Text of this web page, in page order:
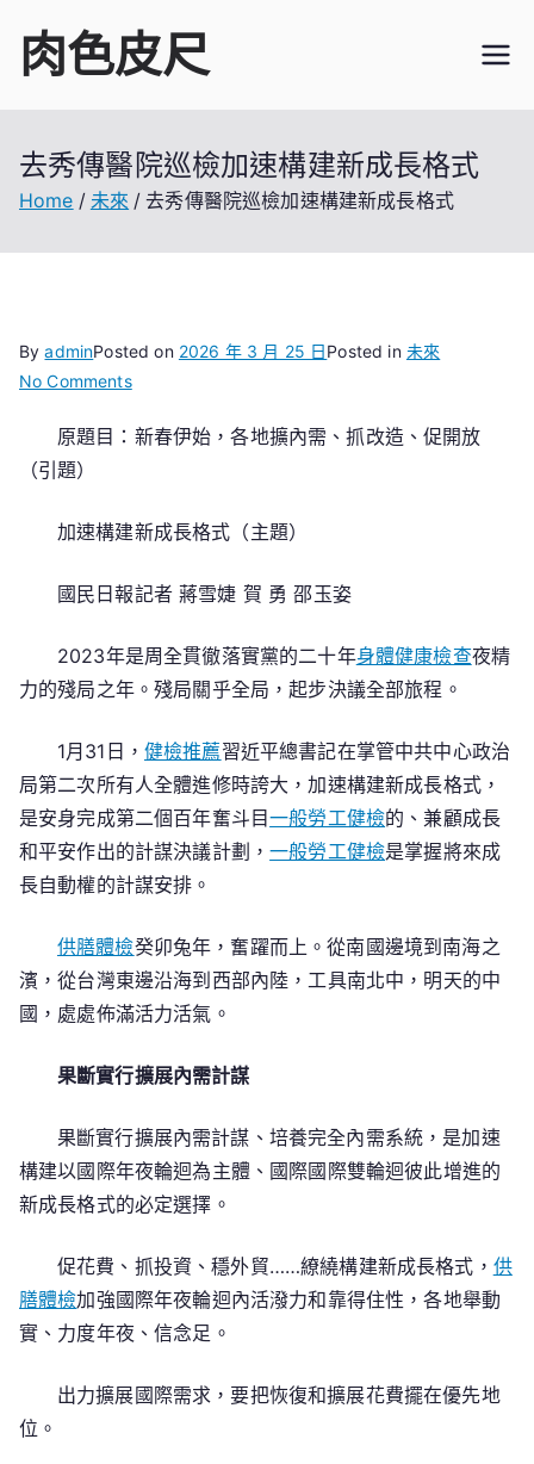
content
肉色皮尺
去秀傳醫院巡檢加速構建新成長格式
Home 未來 去秀傳醫院巡檢加速構建新成長格式
ByadminPosted on 2026 年 3 月 25 日Posted in 未來
No Commentson
秀
院
檢
速
構
成
長
格
式
原題目：新春伊始，各地擴內需、抓改造、促開放
（引題）
加速構建新成長格式（主題）
國民日報記者 蔣雪婕 賀 勇 邵玉姿
2023年是周全貫徹落實黨的二十年身體健康檢查夜精
力的殘局之年。殘局關乎全局，起步決議全部旅程。
1月31日， 健檢推薦習近平總書記在掌管中共中心政治
局第二次所有人全體進修時誇大，加速構建新成長格式，
是安身完成第二個百年奮斗目一般勞工健檢的、兼顧成長
和平安作出的計謀決議計劃，一般勞工健檢是掌握將來成
長自動權的計謀安排。
供膳體檢癸卯兔年，奮躍而上。從南國邊境到南海之
濱，從台灣東邊沿海到西部內陸，工具南北中，明天的中
國，處處佈滿活力活氣。
果斷實行擴展內需計謀
果斷實行擴展內需計謀、培養完全內需系統，是加速
構建以國際年夜輪迴為主體、國際國際雙輪迴彼此增進的
新成長格式的必定選擇。
促花費、抓投資、穩外貿……繚繞構建新成長格式， 供
膳體檢加強國際年夜輪迴內活潑力和靠得住性，各地舉動
實、力度年夜、信念足。
出力擴展國際需求，要把恢復和擴展花費擺在優先地
位。